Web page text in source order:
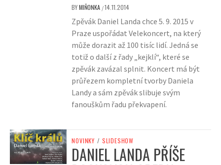
BYMIŇONKA /14.11.2014
Zpěvák Daniel Landa chce 5. 9. 2015 v
Praze uspořádat Velekoncert, na který
může dorazit až 100 tisíc lidí. Jedná se
totiž o další z řady „kejklí“, které se
zpěvák zavázal splnit. Koncert má být
průřezem kompletní tvorby Daniela
Landy a sám zpěvák slibuje svým
fanouškům řadu překvapení.
NOVINKY / SLIDESHOW
DANIEL LANDA PŘÍŠE